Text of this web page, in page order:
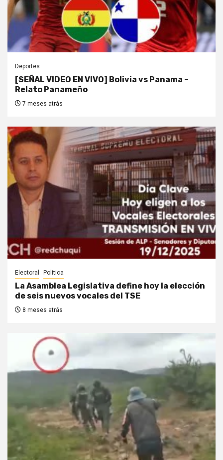
Deportes
[SEÑAL VIDEO EN VIVO] Bolivia vs Panama –
Relato Panameño
7 meses atrás
Electoral Politica
La Asamblea Legislativa define hoy la elección
de seis nuevos vocales del TSE
8 meses atrás